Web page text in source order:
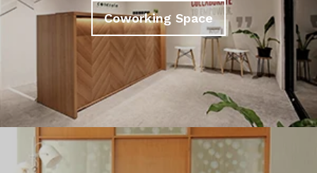
Coworking Space